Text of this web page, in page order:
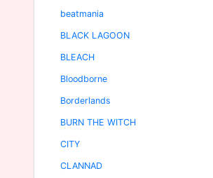
beatmania
BLACK LAGOON
BLEACH
Bloodborne
Borderlands
BURN THE WITCH
CITY
CLANNAD